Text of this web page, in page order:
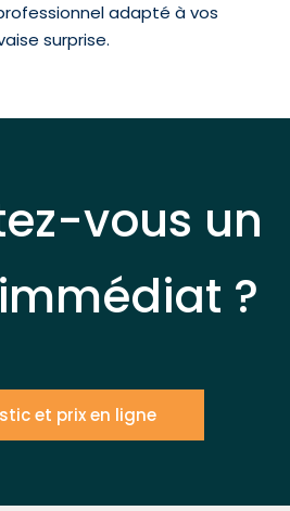
adapté à vos
surprise.
vous un
?
et prix en ligne